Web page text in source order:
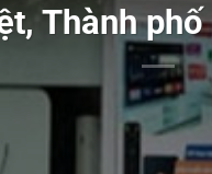
Thành